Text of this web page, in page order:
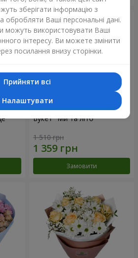
Букет "Ми та літо"
1 510 грн
Замовити
зберігати інформацію з
Ваші персональні дані.
можуть використовувати Ваші
інтересу. Ви можете змінити
посилання внизу сторінки.
Прийняти всі
Налаштувати